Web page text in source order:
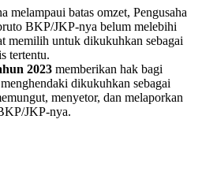
melampaui batas omzet, Pengusaha
BKP/JKP-nya belum melebihi
memilih untuk dikukuhkan sebagai
tertentu.
2023 memberikan hak bagi
dikukuhkan sebagai
menyetor, dan melaporkan
JKP-nya.